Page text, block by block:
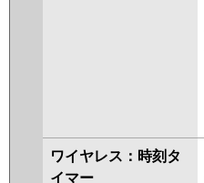
ワイヤレス：時刻タ
イマー